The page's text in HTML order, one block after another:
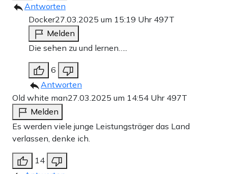
Antworten
Docker27.03.2025 um 15:19 Uhr 497T
Melden
Die sehen zu und lernen…..
6
Antworten
Old white man27.03.2025 um 14:54 Uhr 497T
Melden
Es werden viele junge Leistungsträger das Land
verlassen, denke ich.
14